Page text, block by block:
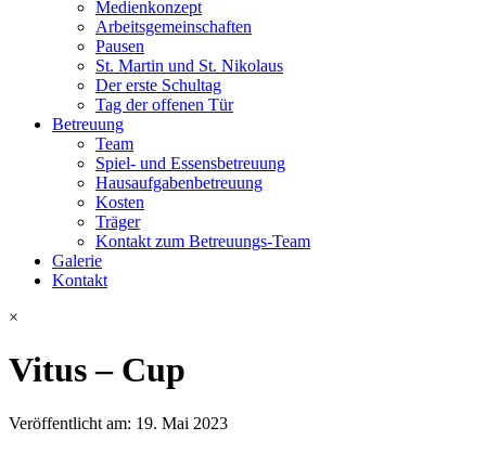
Medienkonzept
Arbeitsgemeinschaften
Pausen
St. Martin und St. Nikolaus
Der erste Schultag
Tag der offenen Tür
Betreuung
Team
Spiel- und Essensbetreuung
Hausaufgabenbetreuung
Kosten
Träger
Kontakt zum Betreuungs-Team
Galerie
Kontakt
×
Vitus – Cup
Veröffentlicht am: 19. Mai 2023